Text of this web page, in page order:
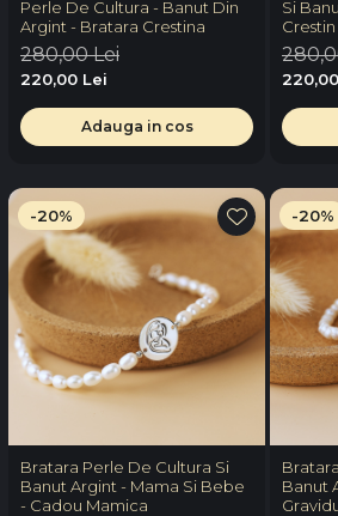
Perle De Cultura - Banut Din
Argint - Bratara Crestina
280,00 Lei
220,00 Lei
Adauga in cos
Si
Crestin
-20%
Bratara Perle De Cultura Si
Banut Argint - Mama Si Bebe
- Cadou Mamica
-20%
Banut